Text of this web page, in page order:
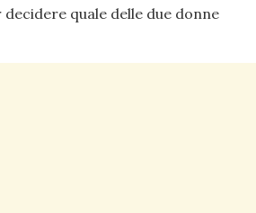
decidere quale delle due donne